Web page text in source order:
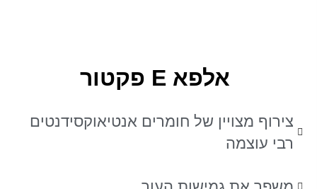
אלפא E פקטור
צירוף מצויין של חומרים אנטיאוקסידנטים
רבי עוצמה